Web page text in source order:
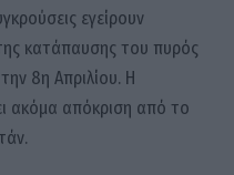
εγείρουν
κατάπαυσης του πυρός
8η Απριλίου. Η
ακόμα απόκριση από το